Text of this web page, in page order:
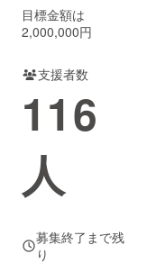
コミュニティ
目標金額は
2,000,000円
支援者数
116
人
募集終了まで残
り